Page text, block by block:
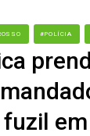
#POLÍCIA